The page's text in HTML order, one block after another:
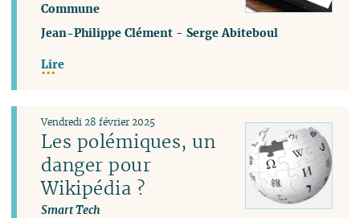
Commune
Jean-Philippe Clément -Serge Abiteboul
Lire
Les polémiques, un
danger pour
Wikipédia ?
Smart Tech
Vendredi 28 février 2025